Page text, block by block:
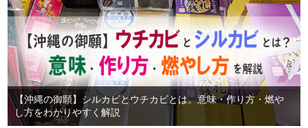
【沖縄の御願】シルカビとウチカビとは。意味・作り方・燃や
し方をわかりやすく解説